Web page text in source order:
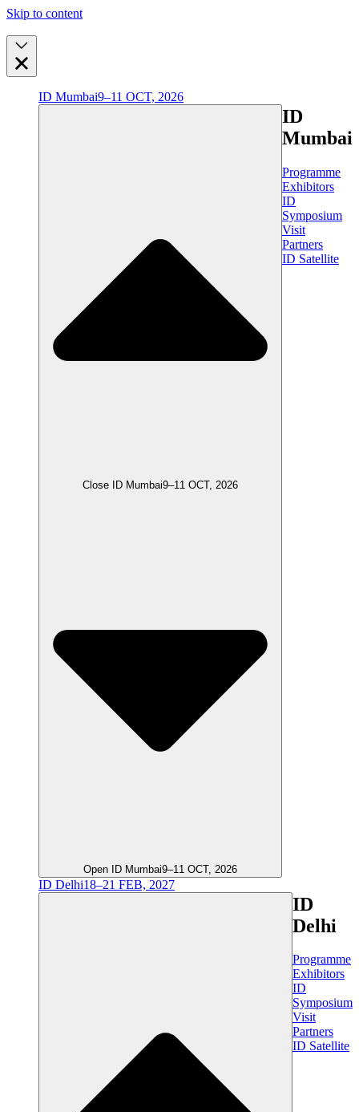
Skip to content
ID Mumbai9–11 OCT, 2026
Close ID Mumbai9–11 OCT, 2026
Open ID Mumbai9–11 OCT, 2026
ID
Mumbai
Programme
Exhibitors
ID
Symposium
Visit
Partners
ID Satellite
ID Delhi18–21 FEB, 2027
ID
Delhi
Programme
Exhibitors
ID
Symposium
Visit
Partners
ID Satellite